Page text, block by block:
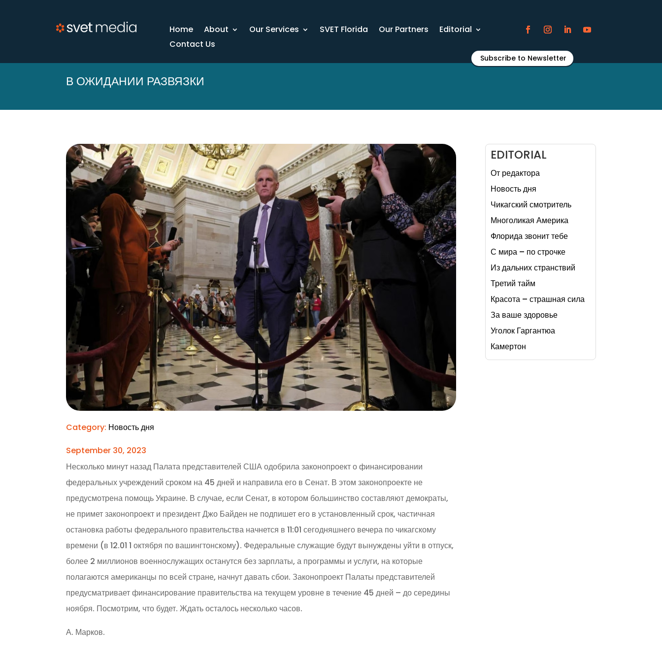
Home About Our Services SVET Florida Our Partners
Editorial
Contact Us
Subscribe to Newsletter
В ОЖИДАНИИ РАЗВЯЗКИ
Category: Новость дня
September 30, 2023
Несколько минут назад Палата представителей США одобрила законопроект о финансировании
федеральных учреждений сроком на 45 дней и направила его в Сенат. В этом законопроекте не
предусмотрена помощь Украине. В случае, если Сенат, в котором большинство составляют демократы,
не примет законопроект и президент Джо Байден не подпишет его в установленный срок, частичная
остановка работы федерального правительства начнется в 11:01 сегодняшнего вечера по чикагскому
времени (в 12.01 1 октября по вашингтонскому). Федеральные служащие будут вынуждены уйти в отпуск,
более 2 миллионов военнослужащих останутся без зарплаты, а программы и услуги, на которые
полагаются американцы по всей стране, начнут давать сбои. Законопроект Палаты представителей
предусматривает финансирование правительства на текущем уровне в течение 45 дней – до середины
ноября. Посмотрим, что будет. Ждать осталось несколько часов.
А. Марков.
EDITORIAL
От редактора
Новость дня
Чикагский смотритель
Многоликая Америка
Флорида звонит тебе
С мира – по строчке
Из дальних странствий
Третий тайм
Красота – страшная сила
За ваше здоровье
Уголок Гаргантюа
Камертон